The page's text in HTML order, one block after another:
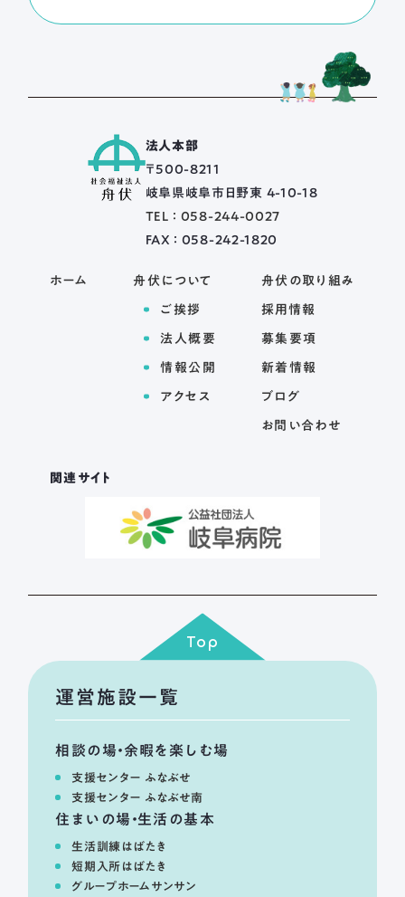
法人本部
〒500-8211
岐阜県岐阜市日野東 4-10-18
TEL ： 058-244-0027
FAX ： 058-242-1820
ホーム 舟伏について
ご挨拶
法人概要
情報公開
アクセス
舟伏の取り組み
採用情報
募集要項
新着情報
ブログ
お問い合わせ
関連サイト
Top
運営施設一覧
相談の場・余暇を楽しむ場
支援センター ふなぶせ
支援センター ふなぶせ南
住まいの場・生活の基本
生活訓練はばたき
短期入所はばたき
グループホームサンサン